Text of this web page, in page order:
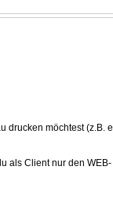
drucken möchtest (z.B.
als Client nur den